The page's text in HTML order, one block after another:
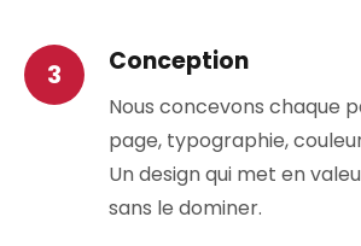
Conception
Nous concevons chaque
page, typographie,
Un design qui met en
sans le dominer.